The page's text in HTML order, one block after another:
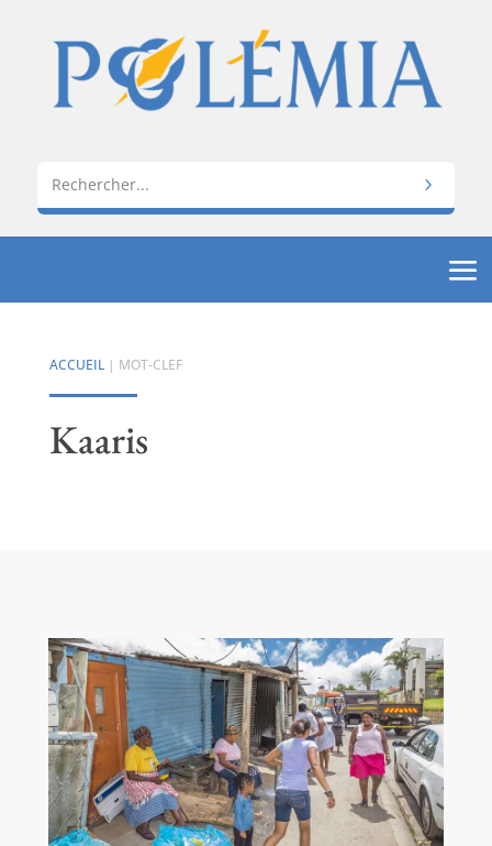
ACCUEIL| MOT-CLEF
Kaaris